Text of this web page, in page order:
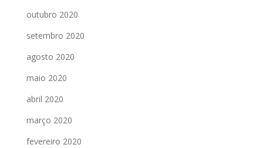
outubro 2020
setembro 2020
agosto 2020
maio 2020
abril 2020
março 2020
fevereiro 2020